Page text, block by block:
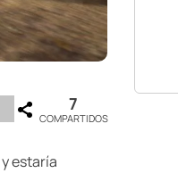
7
COMPARTIDOS
y estaría